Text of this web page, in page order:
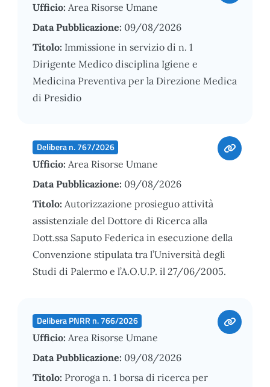
Ufficio: Area Risorse Umane
Data Pubblicazione: 09/08/2026
Titolo: Immissione in servizio di n. 1
Dirigente Medico disciplina Igiene e
Medicina Preventiva per la Direzione Medica
di Presidio
Delibera n. 767/2026
Ufficio: Area Risorse Umane
Data Pubblicazione: 09/08/2026
Titolo: Autorizzazione prosieguo attività
assistenziale del Dottore di Ricerca alla
Dott.ssa Saputo Federica in esecuzione della
Convenzione stipulata tra l’Università degli
Studi di Palermo e l’A.O.U.P. il 27/06/2005.
Delibera PNRR n. 766/2026
Ufficio: Area Risorse Umane
Data Pubblicazione: 09/08/2026
Titolo: Proroga n. 1 borsa di ricerca per